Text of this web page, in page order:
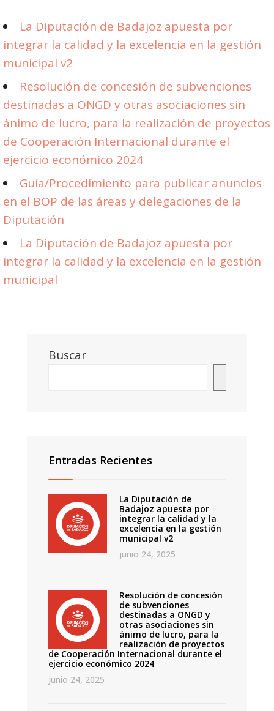
La Diputación de Badajoz apuesta por
integrar la calidad y la excelencia en la gestión
municipal v2
Resolución de concesión de subvenciones
destinadas a ONGD y otras asociaciones sin
ánimo de lucro, para la realización de proyectos
de Cooperación Internacional durante el
ejercicio económico 2024
Guía/Procedimiento para publicar anuncios
en el BOP de las áreas y delegaciones de la
Diputación
La Diputación de Badajoz apuesta por
integrar la calidad y la excelencia en la gestión
municipal
Buscar
Entradas Recientes
La Diputación de
Badajoz apuesta por
integrar la calidad y la
excelencia en la gestión
municipal v2
junio 24, 2025
Resolución de concesión
de subvenciones
destinadas a ONGD y
otras asociaciones sin
ánimo de lucro, para la
realización de proyectos
de Cooperación Internacional durante el
ejercicio económico 2024
junio 24, 2025